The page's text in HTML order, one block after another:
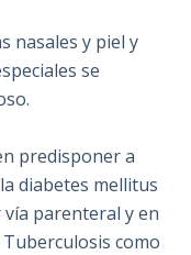
nasales y piel y
se
predisponer a
diabetes mellitus
parenteral y en
como